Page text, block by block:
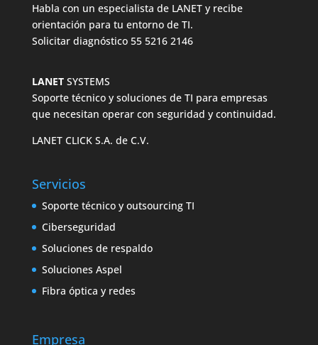
Habla con un especialista de LANET y recibe
orientación para tu entorno de TI.
Solicitar diagnóstico 55 5216 2146
LANET SYSTEMS
Soporte técnico y soluciones de TI para empresas
que necesitan operar con seguridad y continuidad.
LANET CLICK S.A. de C.V.
Servicios
Soporte técnico y outsourcing TI
Ciberseguridad
Soluciones de respaldo
Soluciones Aspel
Fibra óptica y redes
Empresa